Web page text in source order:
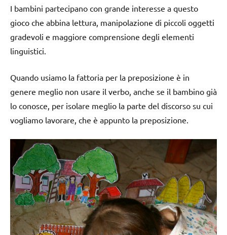
I bambini partecipano con grande interesse a questo
gioco che abbina lettura, manipolazione di piccoli oggetti
gradevoli e maggiore comprensione degli elementi
linguistici.
Quando usiamo la fattoria per la preposizione è in
genere meglio non usare il verbo, anche se il bambino già
lo conosce, per isolare meglio la parte del discorso su cui
vogliamo lavorare, che è appunto la preposizione.